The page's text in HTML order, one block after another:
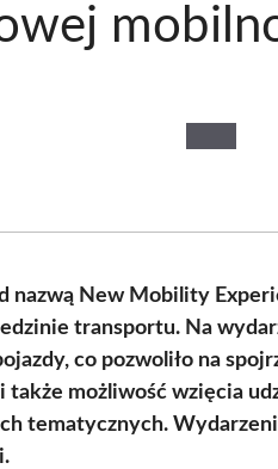
nazwą New Mobility
transportu. Na
co pozwoliło na
możliwość wzięcia
tematycznych.